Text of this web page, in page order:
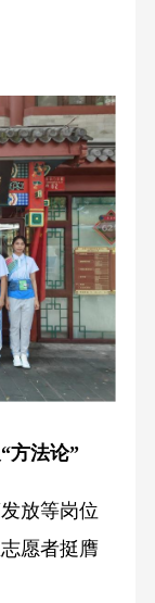
方法论”
放等岗位
愿者挺膺